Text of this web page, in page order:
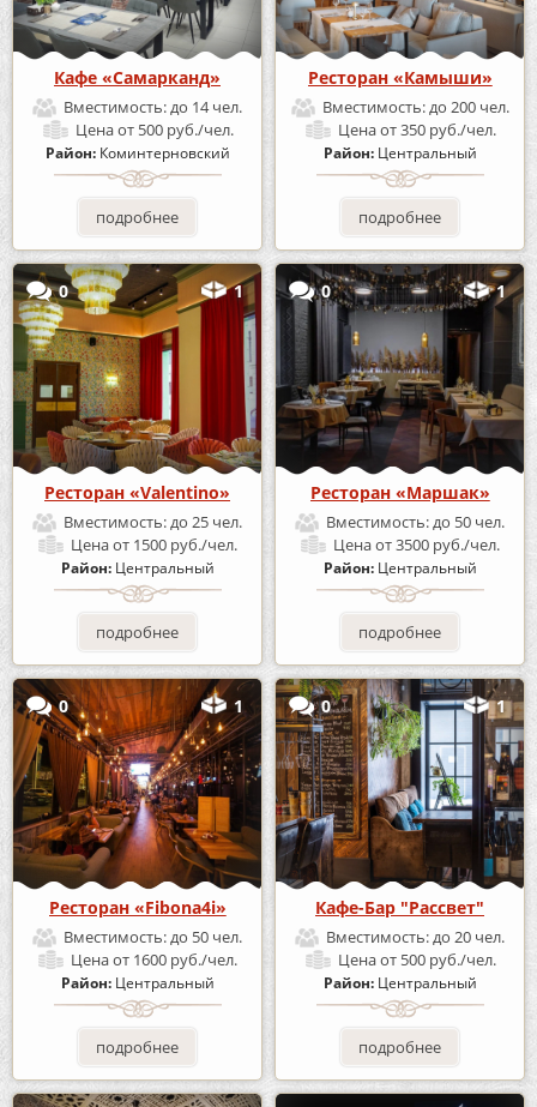
Кафе «Самарканд»
Вместимость:до 14 чел.
Ценаот 500 руб./чел.
Район: Коминтерновский
подробнее
Ресторан «Камыши»
Вместимость:до 200 чел.
Ценаот 350 руб./чел.
Район: Центральный
подробнее
0 1
Ресторан «Valentino»
Вместимость:до 25 чел.
Ценаот 1500 руб./чел.
Район: Центральный
подробнее
0 1
Ресторан «Маршак»
Вместимость:до 50 чел.
Ценаот 3500 руб./чел.
Район: Центральный
подробнее
0 1
Ресторан «Fibona4i»
Вместимость:до 50 чел.
Ценаот 1600 руб./чел.
Район: Центральный
подробнее
0 1
Кафе-Бар "Рассвет"
Вместимость:до 20 чел.
Ценаот 500 руб./чел.
Район: Центральный
подробнее